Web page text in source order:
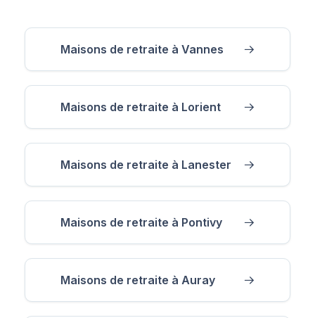
Maisons de retraite à Vannes
Maisons de retraite à Lorient
Maisons de retraite à Lanester
Maisons de retraite à Pontivy
Maisons de retraite à Auray